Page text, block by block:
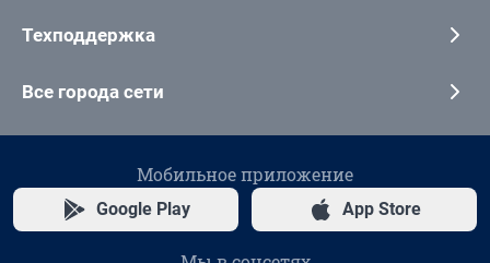
Техподдержка
Все города сети
Мобильное приложение
Google Play App Store